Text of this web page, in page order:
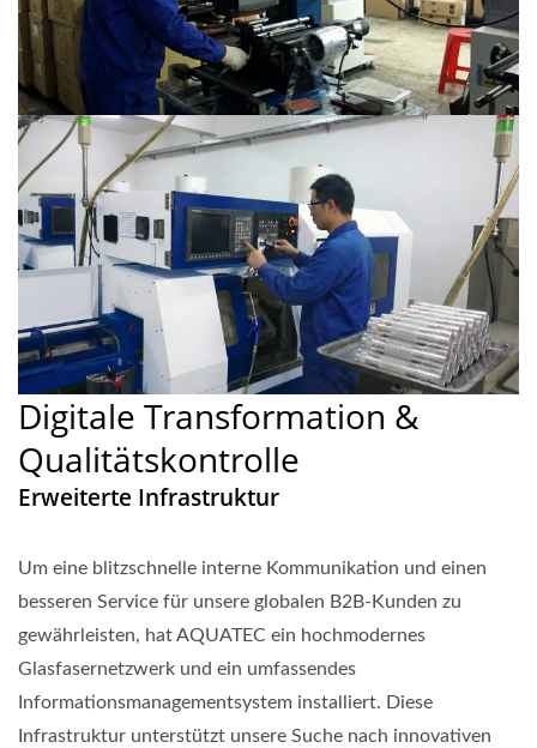
Digitale Transformation &
Qualitätskontrolle
Erweiterte Infrastruktur
Um eine blitzschnelle interne Kommunikation und einen
besseren Service für unsere globalen B2B-Kunden zu
gewährleisten, hat AQUATEC ein hochmodernes
Glasfasernetzwerk und ein umfassendes
Informationsmanagementsystem installiert. Diese
Infrastruktur unterstützt unsere Suche nach innovativen